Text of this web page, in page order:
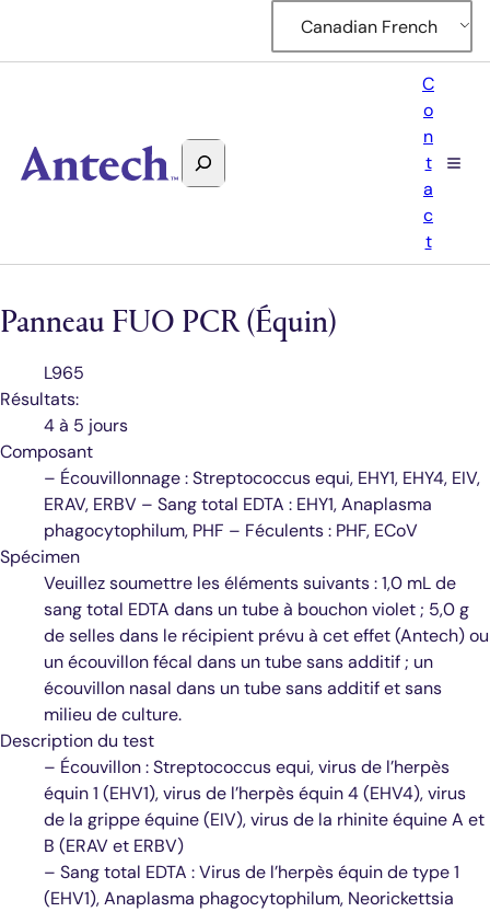
Canadian French
Rechercher
Antech
C
o
n
t
a
c
t
Panneau FUO PCR (Équin)
de
L965
Résultats:
4 à 5 jours
Composant
– Écouvillonnage : Streptococcus equi, EHY1, EHY4, EIV,
ERAV, ERBV – Sang total EDTA : EHY1, Anaplasma
phagocytophilum, PHF – Féculents : PHF, ECoV
Spécimen
Veuillez soumettre les éléments suivants : 1,0 mL de
sang total EDTA dans un tube à bouchon violet ; 5,0 g
de selles dans le récipient prévu à cet effet (Antech) ou
un écouvillon fécal dans un tube sans additif ; un
écouvillon nasal dans un tube sans additif et sans
milieu de culture.
Description du test
– Écouvillon : Streptococcus equi, virus de l’herpès
équin 1 (EHV1), virus de l’herpès équin 4 (EHV4), virus
de la grippe équine (EIV), virus de la rhinite équine A et
B (ERAV et ERBV)
– Sang total EDTA : Virus de l’herpès équin de type 1
(EHV1), Anaplasma phagocytophilum, Neorickettsia